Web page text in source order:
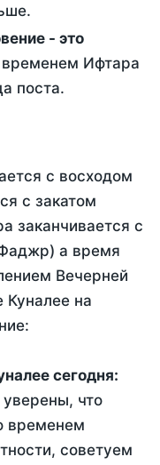
Ифтара
поста.
с восходом
с закатом
заканчивается с
а время
Вечерней
на
сегодня:
что
временем
советуем